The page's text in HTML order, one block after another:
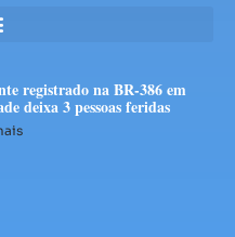
registrado na BR-386 em
deixa 3 pessoas feridas